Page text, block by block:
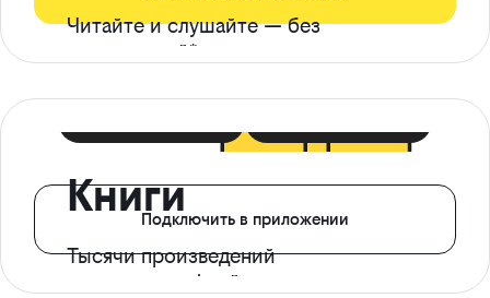
Читайте и слушайте — без
ограничений*
Книги
Тысячи произведений
с доступом офлайн
Подключить в приложении